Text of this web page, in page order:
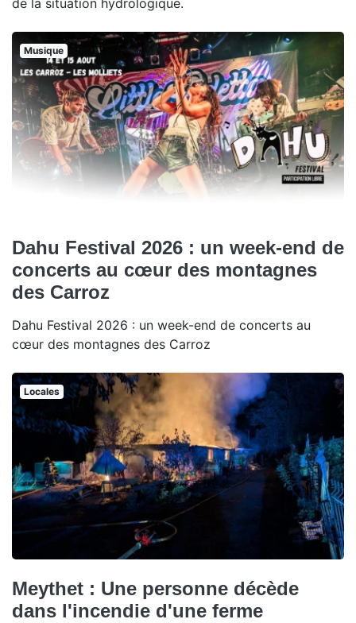
de la situation hydrologique.
Musique
Dahu Festival 2026 : un week-end de
concerts au cœur des montagnes
des Carroz
Dahu Festival 2026 : un week-end de concerts au
cœur des montagnes des Carroz
Locales
Meythet : Une personne décède
dans l'incendie d'une ferme